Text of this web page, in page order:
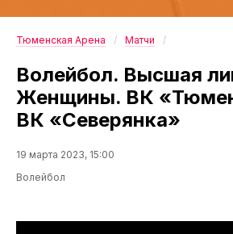
Тюменская Арена Матчи
Волейбол. Высшая
Женщины. ВК
ВК «Северянка»
19 марта 2023, 15:00
Волейбол